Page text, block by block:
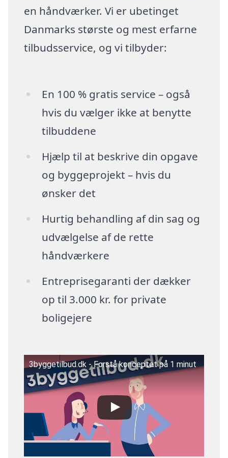
en håndværker. Vi er ubetinget
Danmarks største og mest erfarne
tilbudsservice, og vi tilbyder:
En 100 % gratis service – også
hvis du vælger ikke at benytte
tilbuddene
Hjælp til at beskrive din opgave
og byggeprojekt – hvis du
ønsker det
Hurtig behandling af din sag og
udvælgelse af de rette
håndværkere
Entreprisegaranti der dækker
op til 3.000 kr. for private
boligejere
3byggetilbud.dk - Forstå konceptet på 1 minut